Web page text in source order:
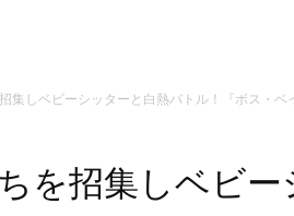
集しベビーシッターと白熱バトル！『ボス・ベ
を招集しベビー